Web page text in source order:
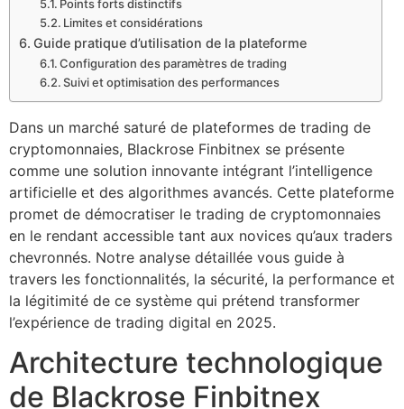
Points forts distinctifs
Limites et considérations
Guide pratique d’utilisation de la plateforme
Configuration des paramètres de trading
Suivi et optimisation des performances
Dans un marché saturé de plateformes de trading de
cryptomonnaies, Blackrose Finbitnex se présente
comme une solution innovante intégrant l’intelligence
artificielle et des algorithmes avancés. Cette plateforme
promet de démocratiser le trading de cryptomonnaies
en le rendant accessible tant aux novices qu’aux traders
chevronnés. Notre analyse détaillée vous guide à
travers les fonctionnalités, la sécurité, la performance et
la légitimité de ce système qui prétend transformer
l’expérience de trading digital en 2025.
Architecture technologique
de Blackrose Finbitnex